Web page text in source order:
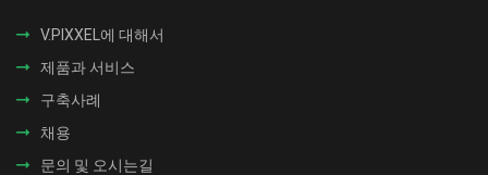
V.PIXXEL에 대해서
제품과 서비스
구축사례
채용
문의 및 오시는길